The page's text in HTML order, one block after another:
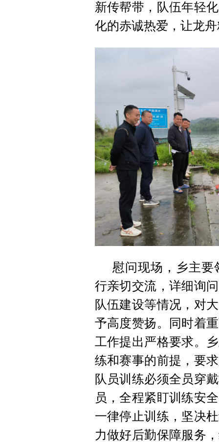
新传帮带，队伍年轻
化的赤诚热爱，让龙
慰问现场，乡主
行亲切交流，详细询
队伍建设等情况，对
予高度赞扬。同时着
工作提出严格要求。
练和赛事的前提，要
队员训练必须全员穿
员，全程紧盯训练安
一律停止训练，坚决
力做好后勤保障服务